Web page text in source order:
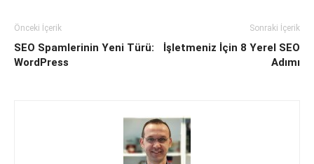
Önceki İçerik
SEO Spamlerinin Yeni Türü:
WordPress
Sonraki İçerik
İşletmeniz İçin 8 Yerel SEO
Adımı